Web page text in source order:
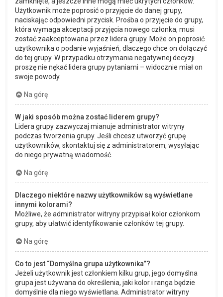
Użytkownik może poprosić o przyjęcie do danej grupy,
naciskając odpowiedni przycisk. Prośba o przyjęcie do grupy,
która wymaga akceptacji przyjęcia nowego członka, musi
zostać zaakceptowana przez lidera grupy. Może on poprosić
użytkownika o podanie wyjaśnień, dlaczego chce on dołączyć
do tej grupy. W przypadku otrzymania negatywnej decyzji
proszę nie nękać lidera grupy pytaniami – widocznie miał on
swoje powody.
Na górę
W jaki sposób można zostać liderem grupy?
Lidera grupy zazwyczaj mianuje administrator witryny
podczas tworzenia grupy. Jeśli chcesz utworzyć grupę
użytkowników, skontaktuj się z administratorem, wysyłając
do niego prywatną wiadomość.
Na górę
Dlaczego niektóre nazwy użytkowników są wyświetlane
innymi kolorami?
Możliwe, że administrator witryny przypisał kolor członkom
grupy, aby ułatwić identyfikowanie członków tej grupy.
Na górę
Co to jest “Domyślna grupa użytkownika”?
Jeżeli użytkownik jest członkiem kilku grup, jego domyślna
grupa jest używana do określenia, jaki kolor i ranga będzie
domyślnie dla niego wyświetlana. Administrator witryny